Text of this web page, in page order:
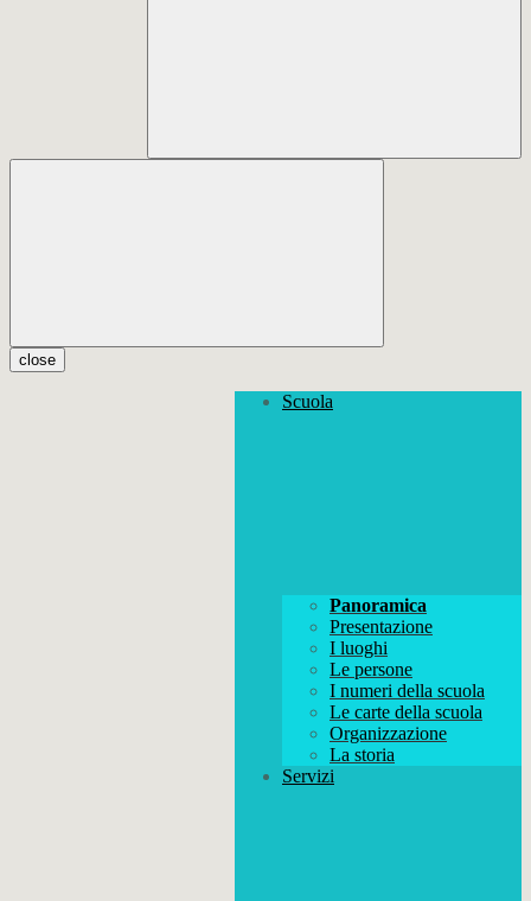
close
Scuola
Panoramica
Presentazione
I luoghi
Le persone
I numeri della scuola
Le carte della scuola
Organizzazione
La storia
Servizi